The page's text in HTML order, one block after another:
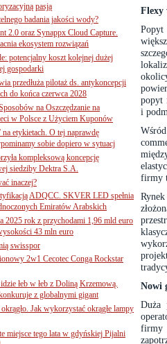
Flexy
Popyt
popyt
i
firmy
Nowi
Duża
pasją
badania jakości wody?
2.0 oraz Synappx Cloud Capture.
ekosystem rozwiązań
potencjalny koszt kolejnej dużej
gospodarki
przedłuża pilotaż ds. antykoncepcji
do końca czerwca 2028
na Oszczędzanie na
w Polsce z Użyciem Kuponów
etykietach. O tej naprawdę
sobie dopiero w sytuacj
kompleksową koncepcję
siedziby Dektra S.A.
inaczej?
ADQCC. SKVER LED spełnia
Emiratów Arabskich
2025 rok z przychodami 1,96 mld euro
43 mln euro
swisspor
2w1 Cecotec Conga Rockstar
łeb w łeb z Doliną Krzemową.
z globalnymi gigant
Jak wykorzystać okrągłe lampy
miejsce tego lata w gdyńskiej Pijalni